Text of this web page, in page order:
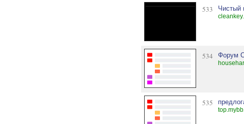
533 Чистый
534 Форум
535